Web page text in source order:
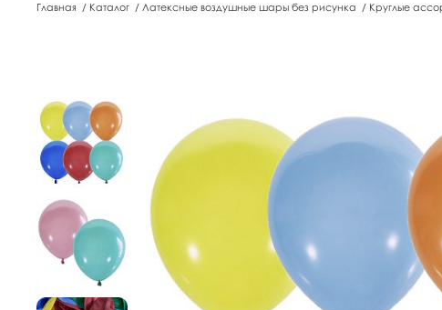
Главная / Каталог / Латексные воздушные шары без рисунка / Круглые